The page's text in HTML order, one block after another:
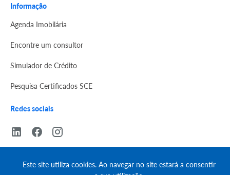
Informação
Agenda Imobilária
Encontre um consultor
Simulador de Crédito
Pesquisa Certificados SCE
Redes sociais
Este site utiliza cookies. Ao navegar no site estará a consentir